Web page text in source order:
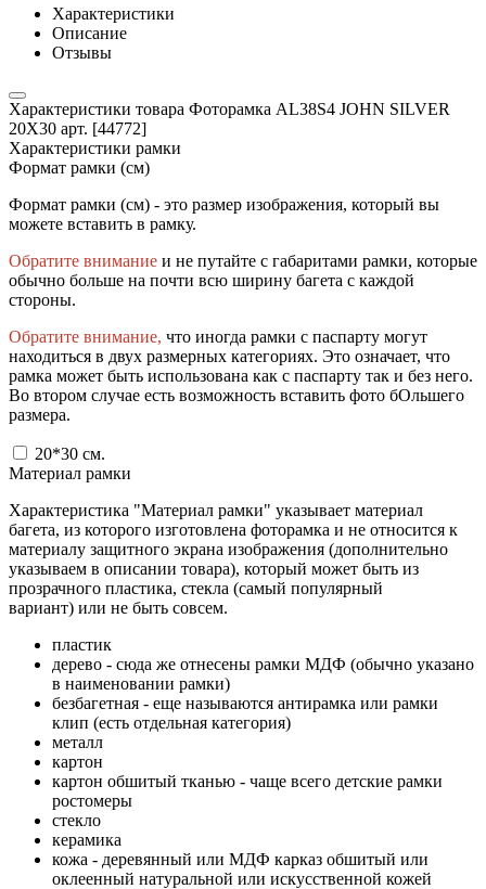
Характеристики
Описание
Отзывы
Характеристики товара Фоторамка AL38S4 JOHN SILVER
20X30 арт. [44772]
Характеристики рамки
Формат рамки (см)
Формат рамки (см) - это размер изображения, который вы
можете вставить в рамку.
Обратите внимание и не путайте с габаритами рамки, которые
обычно больше на почти всю ширину багета с каждой
стороны.
Обратите внимание, что иногда рамки с паспарту могут
находиться в двух размерных категориях. Это означает, что
рамка может быть использована как с паспарту так и без него.
Во втором случае есть возможность вставить фото бОльшего
размера.
20*30 см.
Материал рамки
Характеристика "Материал рамки" указывает материал
багета, из которого изготовлена фоторамка и не относится к
материалу защитного экрана изображения (дополнительно
указываем в описании товара), который может быть из
прозрачного пластика, стекла (самый популярный
вариант) или не быть совсем.
пластик
дерево - сюда же отнесены рамки МДФ (обычно указано
в наименовании рамки)
безбагетная - еще называются антирамка или рамки
клип (есть отдельная категория)
металл
картон
картон обшитый тканью - чаще всего детские рамки
ростомеры
стекло
керамика
кожа - деревянный или МДФ карказ обшитый или
оклеенный натуральной или искусственной кожей